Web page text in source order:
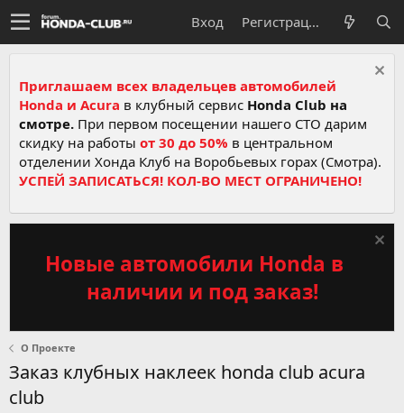
Вход Регистрация
Приглашаем всех владельцев автомобилей
Honda и Acura в клубный сервис Honda Club на
смотре. При первом посещении нашего СТО дарим
скидку на работы от 30 до 50% в центральном
отделении Хонда Клуб на Воробьевых горах (Смотра).
УСПЕЙ ЗАПИСАТЬСЯ! КОЛ-ВО МЕСТ ОГРАНИЧЕНО!
Новые автомобили Honda в
наличии и под заказ!
О Проекте
Заказ клубных наклеек honda club acura
club